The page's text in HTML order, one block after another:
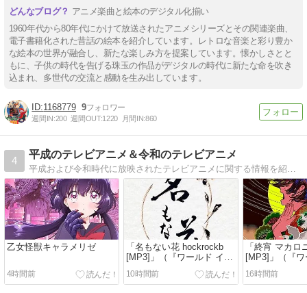
アニメ楽曲と絵本のデジタル化揃い
1960年代から80年代にかけて放送されたアニメシリーズとその関連楽曲、
電子書籍化された昔話の絵本を紹介しています。レトロな音楽と彩り豊か
な絵本の世界が融合し、新たな楽しみ方を提案しています。懐かしさとと
もに、子供の時代を告げる珠玉の作品がデジタルの時代に新たな命を吹き
込まれ、多世代の交流と感動を生み出しています。
1168779 9
週間IN:200 週間OUT:1220 月間IN:860
4
平成のテレビアニメ＆令和のテレビアニメ
平成および令和時代に放映されたテレビアニメに関する情報を紹介していくブログです。
乙女怪獣キャラメリゼ
4時間前
「名もない花 hockrockb
[MP3]」（『ワールド イズ
ダンシング』エンディング
テーマ）
10時間前
「終宵 マカロ
[MP3]」（『
ダンシング』
テーマ）
16時間前